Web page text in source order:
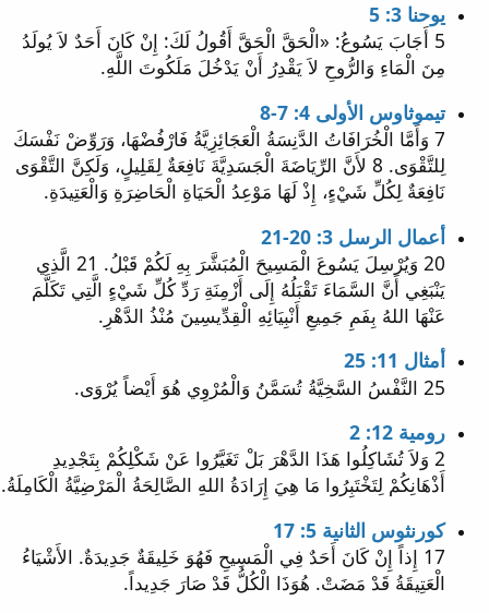
يوحنا 3: 5
5 أَجَابَ يَسُوعُ: «الْحَقَّ الْحَقَّ أَقُولُ لَكَ: إِنْ كَانَ أَحَدٌ لاَ يُولَدُ
مِنَ الْمَاءِ وَالرُّوحِ لاَ يَقْدِرُ أَنْ يَدْخُلَ مَلَكُوتَ اللَّهِ.
تيموثاوس الأولى 4: 7-8
7 وَأَمَّا الْخُرَافَاتُ الدَّنِسَةُ الْعَجَائِزِيَّةُ فَارْفُضْهَا، وَرَوِّضْ نَفْسَكَ
لِلتَّقْوَى. 8 لأَنَّ الرِّيَاضَةَ الْجَسَدِيَّةَ نَافِعَةٌ لِقَلِيلٍ، وَلَكِنَّ التَّقْوَى
نَافِعَةٌ لِكُلِّ شَيْءٍ، إِذْ لَهَا مَوْعِدُ الْحَيَاةِ الْحَاضِرَةِ وَالْعَتِيدَةِ.
أعمال الرسل 3: 20-21
20 وَيُرْسِلَ يَسُوعَ الْمَسِيحَ الْمُبَشَّرَ بِهِ لَكُمْ قَبْلُ. 21 الَّذِي
يَنْبَغِي أَنَّ السَّمَاءَ تَقْبَلُهُ إِلَى أَزْمِنَةِ رَدِّ كُلِّ شَيْءٍ الَّتِي تَكَلَّمَ
عَنْهَا اللهُ بِفَمِ جَمِيعِ أَنْبِيَائِهِ الْقِدِّيسِينَ مُنْذُ الدَّهْرِ.
أمثال 11: 25
25 النَّفْسُ السَّخِيَّةُ تُسَمَّنُ وَالْمُرْوِي هُوَ أَيْضاً يُرْوَى.
رومية 12: 2
2 وَلاَ تُشَاكِلُوا هَذَا الدَّهْرَ بَلْ تَغَيَّرُوا عَنْ شَكْلِكُمْ بِتَجْدِيدِ
أَذْهَانِكُمْ لِتَخْتَبِرُوا مَا هِيَ إِرَادَةُ اللهِ الصَّالِحَةُ الْمَرْضِيَّةُ الْكَامِلَةُ.
كورنثوس الثانية 5: 17
17 إِذاً إِنْ كَانَ أَحَدٌ فِي الْمَسِيحِ فَهُوَ خَلِيقَةٌ جَدِيدَةٌ. الأَشْيَاءُ
الْعَتِيقَةُ قَدْ مَضَتْ. هُوَذَا الْكُلُّ قَدْ صَارَ جَدِيداً.